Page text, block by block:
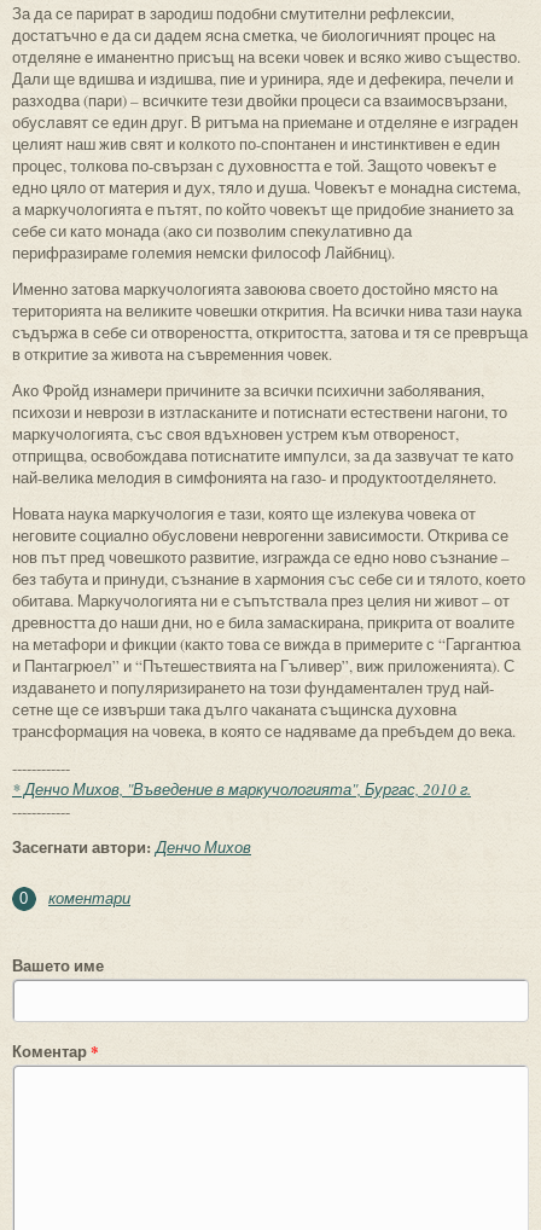
За да се парират в зародиш подобни смутителни рефлексии,
достатъчно е да си дадем ясна сметка, че биологичният процес на
отделяне е иманентно присъщ на всеки човек и всяко живо същество.
Дали ще вдишва и издишва, пие и уринира, яде и дефекира, печели и
разходва (пари) – всичките тези двойки процеси са взаимосвързани,
обуславят се един друг. В ритъма на приемане и отделяне е изграден
целият наш жив свят и колкото по-спонтанен и инстинктивен е един
процес, толкова по-свързан с духовността е той. Защото човекът е
едно цяло от материя и дух, тяло и душа. Човекът е монадна система,
а маркучологията е пътят, по който човекът ще придобие знанието за
себе си като монада (ако си позволим спекулативно да
перифразираме големия немски философ Лайбниц).
Именно затова маркучологията завоюва своето достойно място на
територията на великите човешки открития. На всички нива тази наука
съдържа в себе си отвореността, откритостта, затова и тя се превръща
в откритие за живота на съвременния човек.
Ако Фройд изнамери причините за всички психични заболявания,
психози и неврози в изтласканите и потиснати естествени нагони, то
маркучологията, със своя вдъхновен устрем към отвореност,
отприщва, освобождава потиснатите импулси, за да зазвучат те като
най-велика мелодия в симфонията на газо- и продуктоотделянето.
Новата наука маркучология е тази, която ще излекува човека от
неговите социално обусловени неврогенни зависимости. Открива се
нов път пред човешкото развитие, изгражда се едно ново съзнание –
без табута и принуди, съзнание в хармония със себе си и тялото, което
обитава. Маркучологията ни е съпътствала през целия ни живот – от
древността до наши дни, но е била замаскирана, прикрита от воалите
на метафори и фикции (както това се вижда в примерите с “Гаргантюа
и Пантагрюел” и “Пътешествията на Гъливер”, виж приложенията). С
издаването и популяризирането на този фундаментален труд най-
сетне ще се извърши така дълго чаканата същинска духовна
трансформация на човека, в която се надяваме да пребъдем до века.
------------
* Денчо Михов, "Въведение в маркучологията", Бургас, 2010 г.
------------
Засегнати автори:Денчо Михов
0 коментари
Вашето име
Коментар*